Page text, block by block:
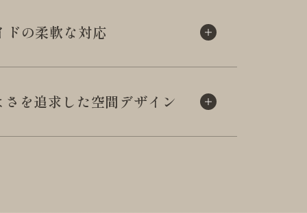
ドの柔軟な対応
を追求した空間デザイン